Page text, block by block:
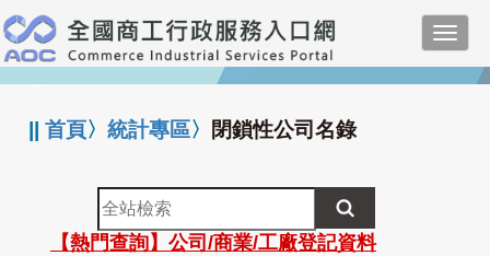
跳
到
主
要
:::
||首頁〉統計專區〉 閉鎖性公司名錄
全
站
檢
【熱門查詢】公司/商業/工廠登記資料